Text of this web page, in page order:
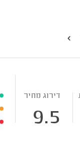
דירוג מחיר
9.5